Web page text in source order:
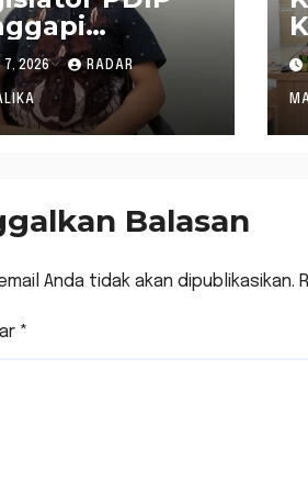
Fraksi
: WTP
Tameng
Audit
7, 2026 RADAR
Balasan
Anda tidak akan dipublikasikan.
*